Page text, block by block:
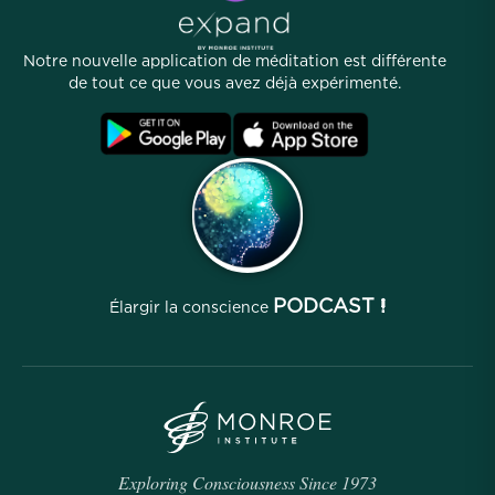
Programme d'affiliation
Conditions
Notre nouvelle application de méditation est différente
de tout ce que vous avez déjà expérimenté.
Élargir la conscience PODCAST !
Exploring Consciousness Since 1973